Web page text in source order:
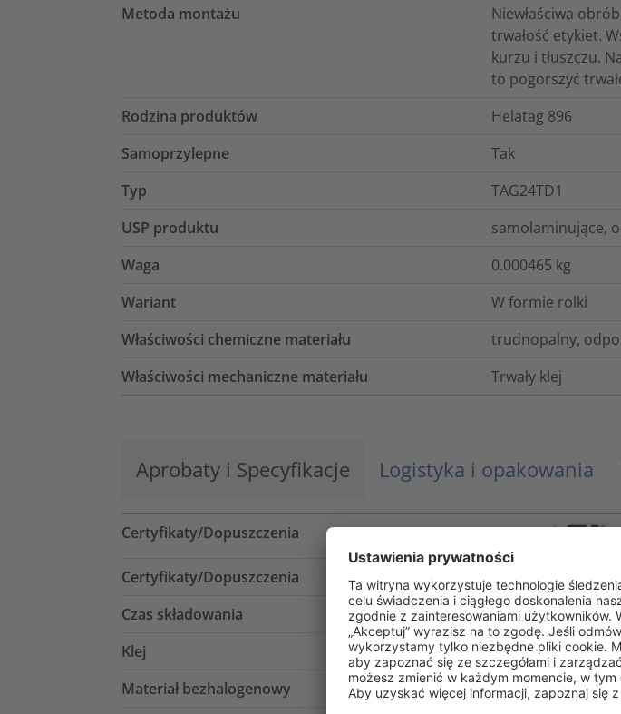
Metoda montażu
Niewłaściwa
trwałość etykiet.
kurzu i tłuszczu.
to pogorszyć
Rodzina produktów
Helatag 896
Samoprzylepne
Tak
Typ
TAG24TD1
USP produktu
samolaminujące,
Waga
0.000465 kg
Wariant
W formie rolki
Właściwości chemiczne materiału
trudnopalny,
Właściwości mechaniczne materiału
Trwały klej
Aprobaty i Specyfikacje Logistyka i opakowania
Certyfikaty/Dopuszczenia
Certyfikaty/Dopuszczenia
UL 969
Czas składowania
Minimum 1 rok
Klej
Akrylan
Materiał bezhalogenowy
Nie